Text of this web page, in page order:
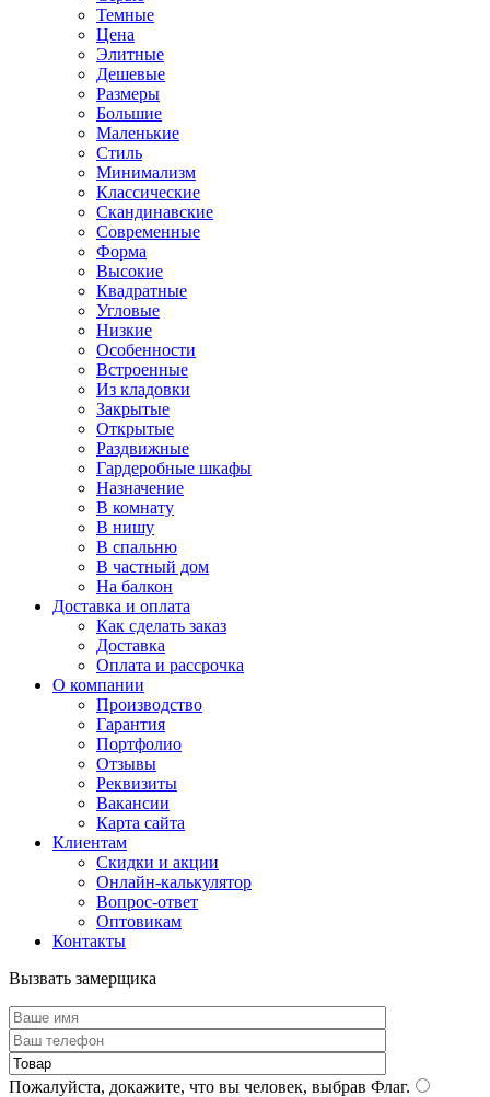
Темные
Цена
Элитные
Дешевые
Размеры
Большие
Маленькие
Стиль
Минимализм
Классические
Скандинавские
Современные
Форма
Высокие
Квадратные
Угловые
Низкие
Особенности
Встроенные
Из кладовки
Закрытые
Открытые
Раздвижные
Гардеробные шкафы
Назначение
В комнату
В нишу
В спальню
В частный дом
На балкон
Доставка и оплата
Как сделать заказ
Доставка
Оплата и рассрочка
О компании
Производство
Гарантия
Портфолио
Отзывы
Реквизиты
Вакансии
Карта сайта
Клиентам
Скидки и акции
Онлайн-калькулятор
Вопрос-ответ
Оптовикам
Контакты
Вызвать замерщика
Пожалуйста, докажите, что вы человек, выбрав Флаг.